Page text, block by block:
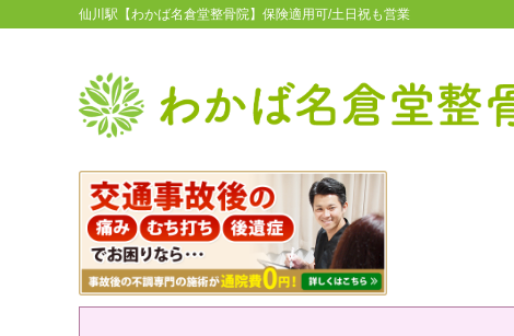
仙川駅【わかば名倉堂整骨院】保険適用可/土日祝も営業